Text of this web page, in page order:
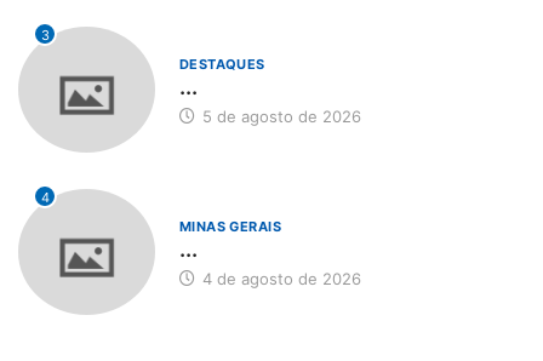
3
DESTAQUES
...
5 de agosto de 2026
4
MINAS GERAIS
...
4 de agosto de 2026